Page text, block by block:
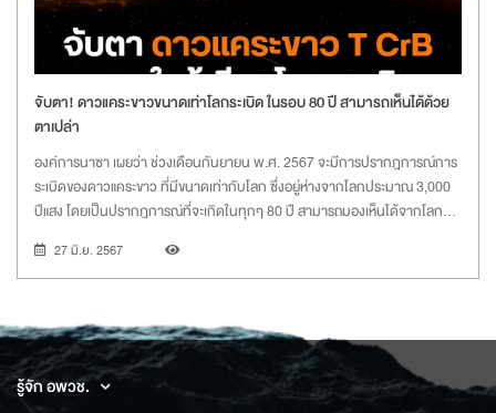
จับตา! ดาวแคระขาวขนาดเท่าโลกระเบิด ในรอบ 80 ปี สามารถเห็นได้ด้วย
ตาเปล่า
องค์การนาซา เผยว่า ช่วงเดือนกันยายน พ.ศ. 2567 จะมีการปรากฎการณ์การ
ระเบิดของดาวแคระขาว ที่มีขนาดเท่ากับโลก ซึ่งอยู่ห่างจากโลกประมาณ 3,000
ปีแสง โดยเป็นปรากฎการณ์ที่จะเกิดในทุกๆ 80 ปี สามารถมองเห็นได้จากโลก
ด้วยตาเปล่า
27 มิ.ย. 2567
รู้จัก อพวช.